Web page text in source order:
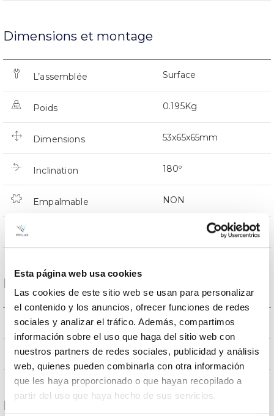
Esta página web usa cookies
Las cookies de este sitio web se usan para personalizar
el contenido y los anuncios, ofrecer funciones de redes
sociales y analizar el tráfico. Además, compartimos
información sobre el uso que haga del sitio web con
nuestros partners de redes sociales, publicidad y análisis
web, quienes pueden combinarla con otra información
que les haya proporcionado o que hayan recopilado a
partir del uso que haya hecho de sus servicios.
Dimensions et montage
L’assemblée Surface
Poids 0.195Kg
Dimensions 53x65x65mm
Inclination 180º
Empalmable NON
Données optiques
Température de coleur 3000K
CRI Indice de rendu des couleurs 80
Logement et finition